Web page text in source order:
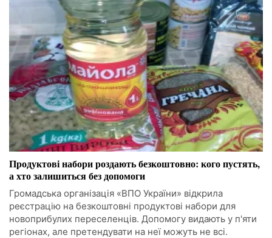
Продуктові набори роздають безкоштовно: кого пустять,
а хто залишиться без допомоги
Громадська організація «ВПО України» відкрила
реєстрацію на безкоштовні продуктові набори для
новоприбулих переселенців. Допомогу видають у п'яти
регіонах, але претендувати на неї можуть не всі.